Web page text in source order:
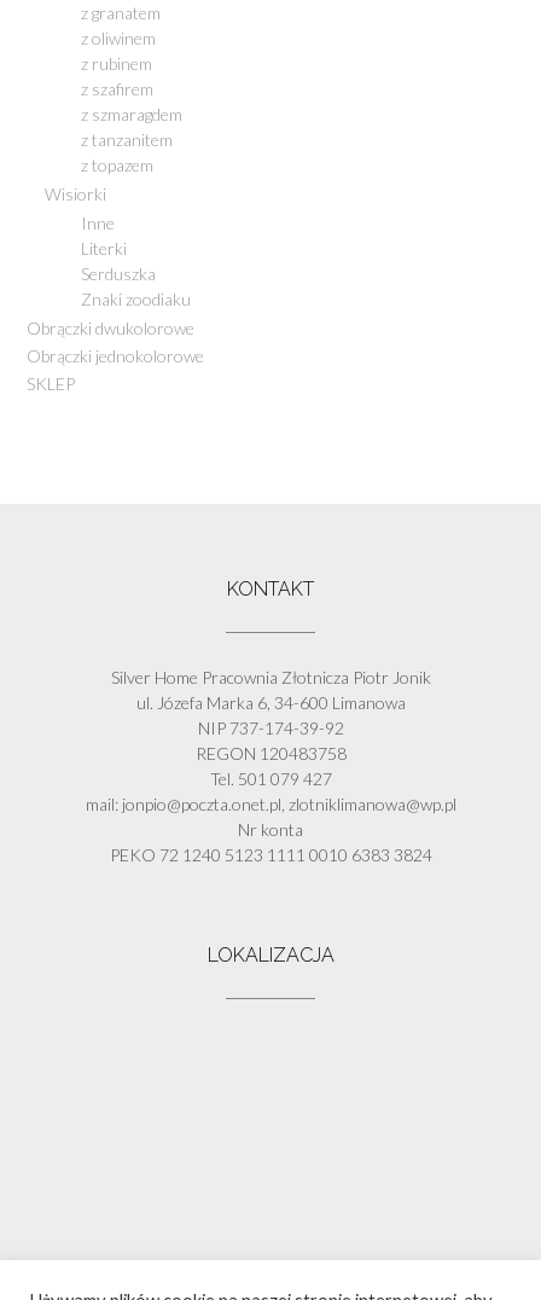
z granatem
z oliwinem
z rubinem
z szafirem
z szmaragdem
z tanzanitem
z topazem
Wisiorki
Inne
Literki
Serduszka
Znaki zoodiaku
Obrączki dwukolorowe
Obrączki jednokolorowe
SKLEP
KONTAKT
Silver Home Pracownia Złotnicza Piotr Jonik
ul. Józefa Marka 6, 34-600 Limanowa
NIP 737-174-39-92
REGON 120483758
Tel. 501 079 427
mail: jonpio@poczta.onet.pl, zlotniklimanowa@wp.pl
Nr konta
PEKO 72 1240 5123 1111 0010 6383 3824
LOKALIZACJA